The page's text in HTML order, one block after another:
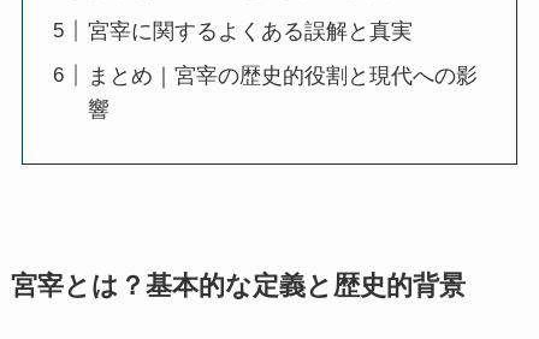
宮宰に関するよくある誤解と真実
まとめ｜宮宰の歴史的役割と現代への影
響
宮宰とは？基本的な定義と歴史的背景